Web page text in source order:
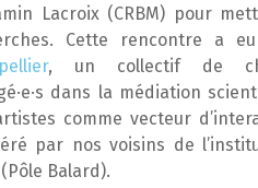
Lacroix (CRBM) pour
Cette rencontre a
, un collectif de
dans la médiation
comme vecteur
par nos voisins de
(Pôle Balard).